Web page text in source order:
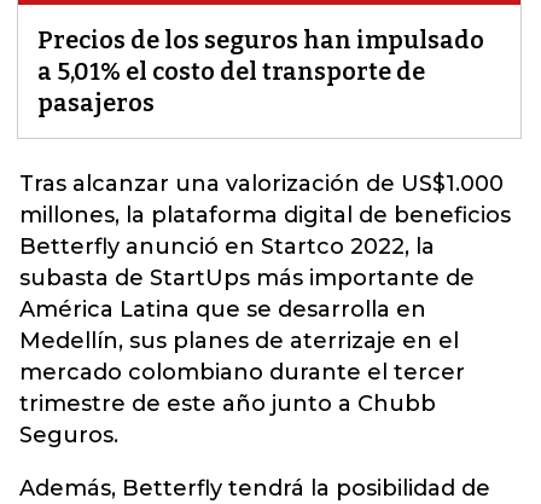
Precios de los seguros han impulsado
a 5,01% el costo del transporte de
pasajeros
Tras alcanzar una valorización de US$1.000
millones, la plataforma digital de beneficios
Betterfly anunció en Startco 2022, la
subasta de StartUps más importante de
América Latina que se desarrolla en
Medellín, sus planes de aterrizaje en el
mercado colombiano durante el tercer
trimestre de este año junto a Chubb
Seguros.
Además, Betterfly tendrá la posibilidad de